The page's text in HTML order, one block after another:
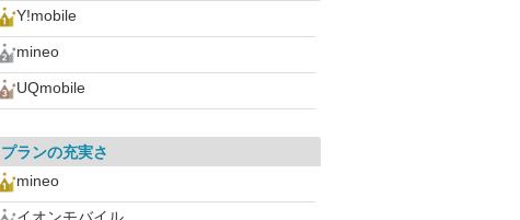
Y!mobile
mineo
UQmobile
プランの充実さ
mineo